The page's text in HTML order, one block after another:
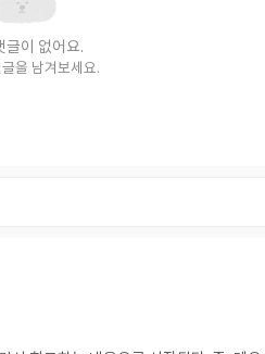
글이 없어요.
을 남겨보세요.